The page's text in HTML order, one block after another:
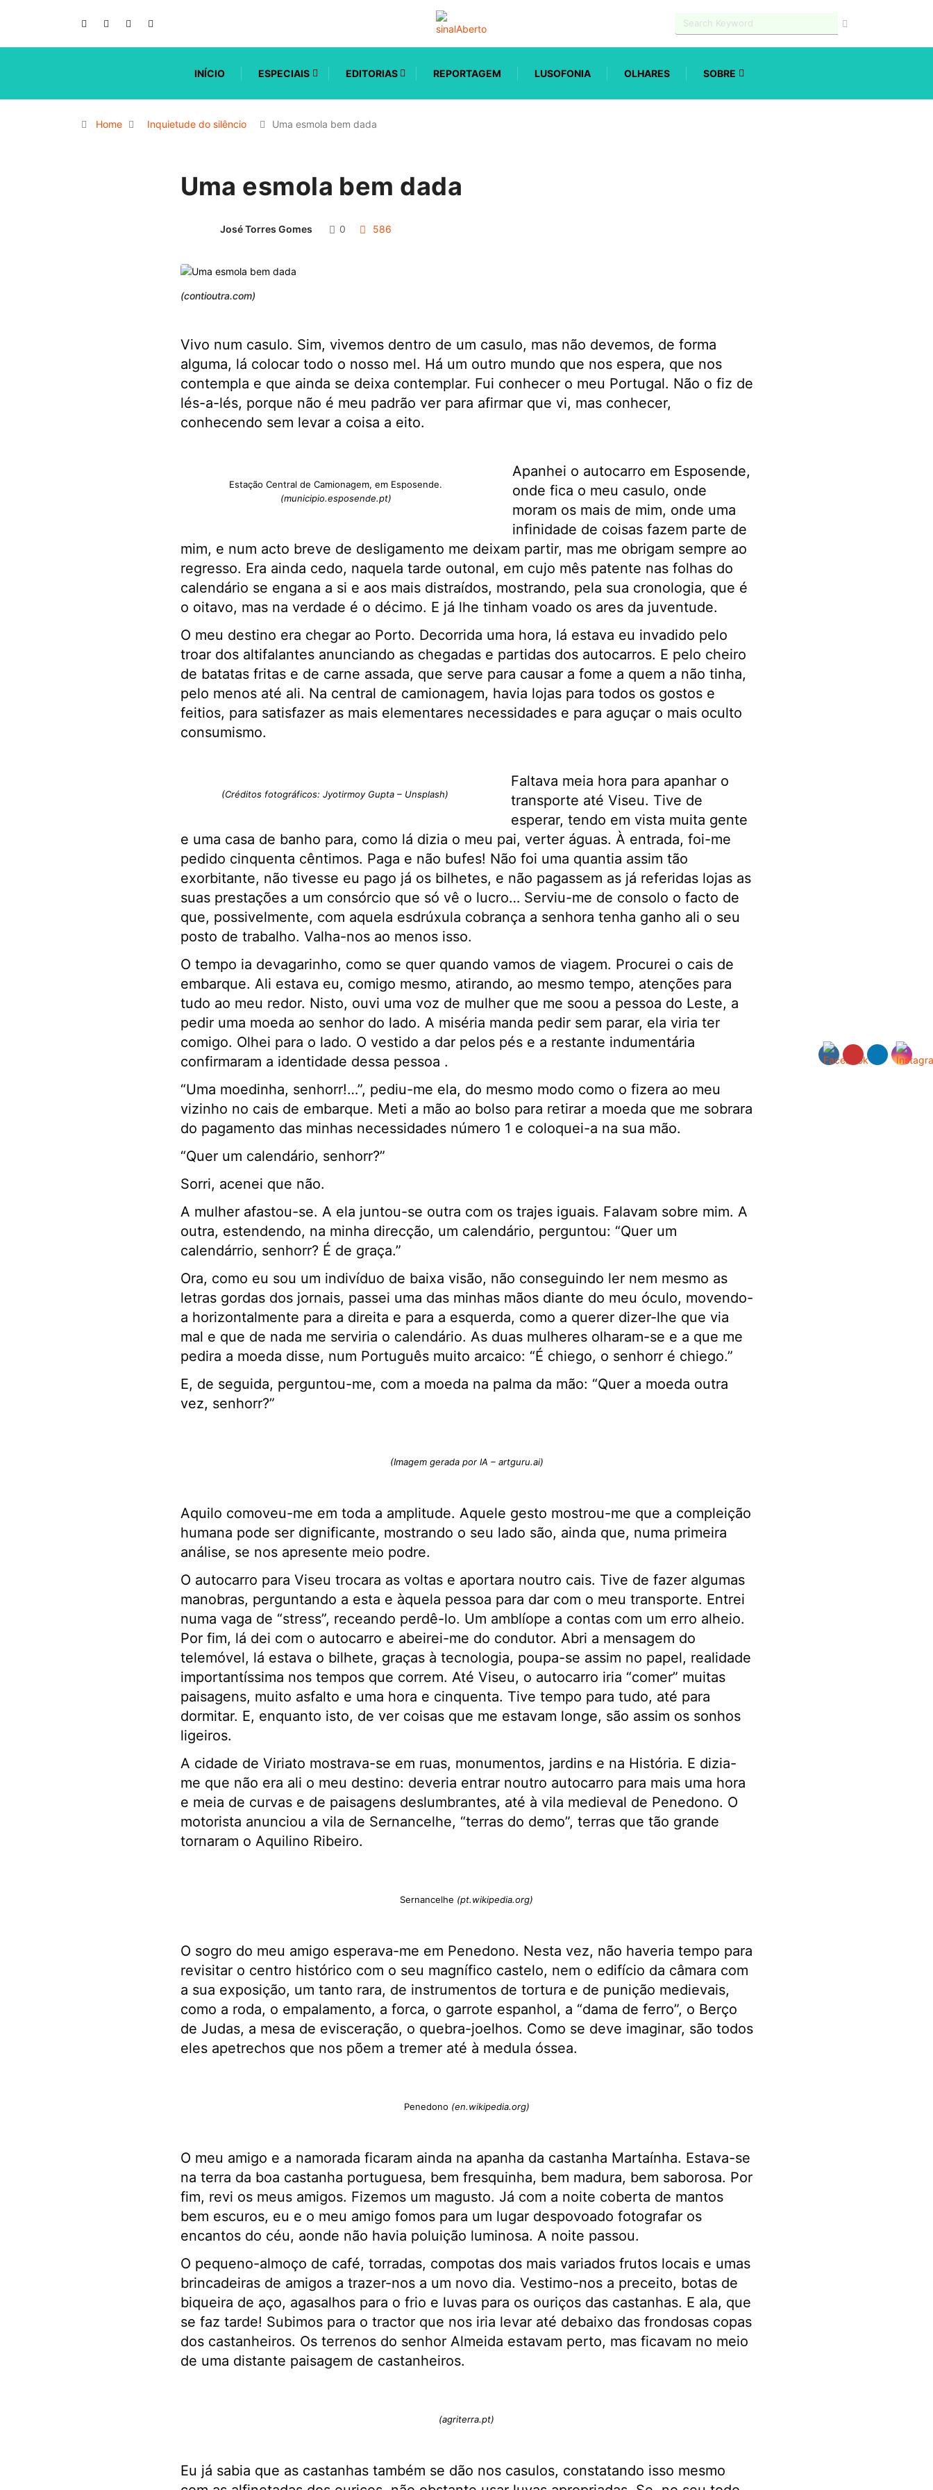
INÍCIO ESPECIAIS EDITORIAS REPORTAGEM LUSOFONIA OLHARES SOBRE
Home Inquietude do silêncio Uma esmola bem dada
Uma esmola bem dada
José Torres Gomes 0 586
(contioutra.com)
Vivo num casulo. Sim, vivemos dentro de um casulo, mas não devemos, de forma
alguma, lá colocar todo o nosso mel. Há um outro mundo que nos espera, que nos
contempla e que ainda se deixa contemplar. Fui conhecer o meu Portugal. Não o fiz de
lés-a-lés, porque não é meu padrão ver para afirmar que vi, mas conhecer,
conhecendo sem levar a coisa a eito.
Estação Central de Camionagem, em Esposende.
(municipio.esposende.pt)
Apanhei o autocarro em Esposende,
onde fica o meu casulo, onde
moram os mais de mim, onde uma
infinidade de coisas fazem parte de
mim, e num acto breve de desligamento me deixam partir, mas me obrigam sempre ao
regresso. Era ainda cedo, naquela tarde outonal, em cujo mês patente nas folhas do
calendário se engana a si e aos mais distraídos, mostrando, pela sua cronologia, que é
o oitavo, mas na verdade é o décimo. E já lhe tinham voado os ares da juventude.
O meu destino era chegar ao Porto. Decorrida uma hora, lá estava eu invadido pelo
troar dos altifalantes anunciando as chegadas e partidas dos autocarros. E pelo cheiro
de batatas fritas e de carne assada, que serve para causar a fome a quem a não tinha,
pelo menos até ali. Na central de camionagem, havia lojas para todos os gostos e
feitios, para satisfazer as mais elementares necessidades e para aguçar o mais oculto
consumismo.
(Créditos fotográficos: Jyotirmoy Gupta – Unsplash)
Faltava meia hora para apanhar o
transporte até Viseu. Tive de
esperar, tendo em vista muita gente
e uma casa de banho para, como lá dizia o meu pai, verter águas. À entrada, foi-me
pedido cinquenta cêntimos. Paga e não bufes! Não foi uma quantia assim tão
exorbitante, não tivesse eu pago já os bilhetes, e não pagassem as já referidas lojas as
suas prestações a um consórcio que só vê o lucro… Serviu-me de consolo o facto de
que, possivelmente, com aquela esdrúxula cobrança a senhora tenha ganho ali o seu
posto de trabalho. Valha-nos ao menos isso.
O tempo ia devagarinho, como se quer quando vamos de viagem. Procurei o cais de
embarque. Ali estava eu, comigo mesmo, atirando, ao mesmo tempo, atenções para
tudo ao meu redor. Nisto, ouvi uma voz de mulher que me soou a pessoa do Leste, a
pedir uma moeda ao senhor do lado. A miséria manda pedir sem parar, ela viria ter
comigo. Olhei para o lado. O vestido a dar pelos pés e a restante indumentária
confirmaram a identidade dessa pessoa .
“Uma moedinha, senhorr!…”, pediu-me ela, do mesmo modo como o fizera ao meu
vizinho no cais de embarque. Meti a mão ao bolso para retirar a moeda que me sobrara
do pagamento das minhas necessidades número 1 e coloquei-a na sua mão.
“Quer um calendário, senhorr?”
Sorri, acenei que não.
A mulher afastou-se. A ela juntou-se outra com os trajes iguais. Falavam sobre mim. A
outra, estendendo, na minha direcção, um calendário, perguntou: “Quer um
calendárrio, senhorr? É de graça.”
Ora, como eu sou um indivíduo de baixa visão, não conseguindo ler nem mesmo as
letras gordas dos jornais, passei uma das minhas mãos diante do meu óculo, movendo-
a horizontalmente para a direita e para a esquerda, como a querer dizer-lhe que via
mal e que de nada me serviria o calendário. As duas mulheres olharam-se e a que me
pedira a moeda disse, num Português muito arcaico: “É chiego, o senhorr é chiego.”
E, de seguida, perguntou-me, com a moeda na palma da mão: “Quer a moeda outra
vez, senhorr?”
(Imagem gerada por IA – artguru.ai)
Aquilo comoveu-me em toda a amplitude. Aquele gesto mostrou-me que a compleição
humana pode ser dignificante, mostrando o seu lado são, ainda que, numa primeira
análise, se nos apresente meio podre.
O autocarro para Viseu trocara as voltas e aportara noutro cais. Tive de fazer algumas
manobras, perguntando a esta e àquela pessoa para dar com o meu transporte. Entrei
numa vaga de “stress”, receando perdê-lo. Um amblíope a contas com um erro alheio.
Por fim, lá dei com o autocarro e abeirei-me do condutor. Abri a mensagem do
telemóvel, lá estava o bilhete, graças à tecnologia, poupa-se assim no papel, realidade
importantíssima nos tempos que correm. Até Viseu, o autocarro iria “comer” muitas
paisagens, muito asfalto e uma hora e cinquenta. Tive tempo para tudo, até para
dormitar. E, enquanto isto, de ver coisas que me estavam longe, são assim os sonhos
ligeiros.
A cidade de Viriato mostrava-se em ruas, monumentos, jardins e na História. E dizia-
me que não era ali o meu destino: deveria entrar noutro autocarro para mais uma hora
e meia de curvas e de paisagens deslumbrantes, até à vila medieval de Penedono. O
motorista anunciou a vila de Sernancelhe, “terras do demo”, terras que tão grande
tornaram o Aquilino Ribeiro.
Sernancelhe (pt.wikipedia.org)
O sogro do meu amigo esperava-me em Penedono. Nesta vez, não haveria tempo para
revisitar o centro histórico com o seu magnífico castelo, nem o edifício da câmara com
a sua exposição, um tanto rara, de instrumentos de tortura e de punição medievais,
como a roda, o empalamento, a forca, o garrote espanhol, a “dama de ferro”, o Berço
de Judas, a mesa de evisceração, o quebra-joelhos. Como se deve imaginar, são todos
eles apetrechos que nos põem a tremer até à medula óssea.
Penedono (en.wikipedia.org)
O meu amigo e a namorada ficaram ainda na apanha da castanha Martaínha. Estava-se
na terra da boa castanha portuguesa, bem fresquinha, bem madura, bem saborosa. Por
fim, revi os meus amigos. Fizemos um magusto. Já com a noite coberta de mantos
bem escuros, eu e o meu amigo fomos para um lugar despovoado fotografar os
encantos do céu, aonde não havia poluição luminosa. A noite passou.
O pequeno-almoço de café, torradas, compotas dos mais variados frutos locais e umas
brincadeiras de amigos a trazer-nos a um novo dia. Vestimo-nos a preceito, botas de
biqueira de aço, agasalhos para o frio e luvas para os ouriços das castanhas. E ala, que
se faz tarde! Subimos para o tractor que nos iria levar até debaixo das frondosas copas
dos castanheiros. Os terrenos do senhor Almeida estavam perto, mas ficavam no meio
de uma distante paisagem de castanheiros.
(agriterra.pt)
Eu já sabia que as castanhas também se dão nos casulos, constatando isso mesmo